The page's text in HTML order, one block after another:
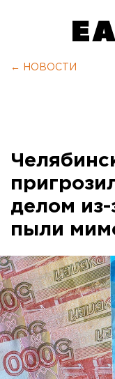
← НОВОСТИ
делом из-
пыли